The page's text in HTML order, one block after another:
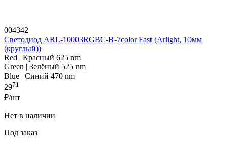
004342
Светодиод ARL-10003RGBC-B-7color Fast (Arlight, 10мм
(круглый))
Red | Красный 625 nm
Green | Зелёный 525 nm
Blue | Синий 470 nm
2971
₽/шт
Нет в наличии
Под заказ